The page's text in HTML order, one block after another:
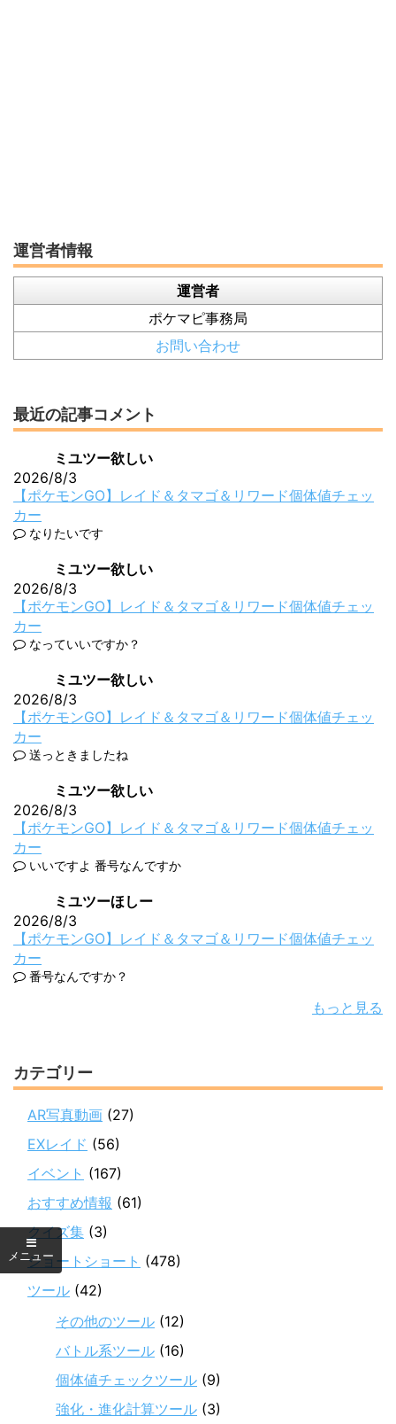
運営者情報
運営者
ポケマピ事務局
お問い合わせ
最近の記事コメント
ミユツー欲しい
2026/8/3
【ポケモンGO】レイド＆タマゴ＆リワード個体値チェッ
カー
なりたいです
ミユツー欲しい
2026/8/3
【ポケモンGO】レイド＆タマゴ＆リワード個体値チェッ
カー
なっていいですか？
ミユツー欲しい
2026/8/3
【ポケモンGO】レイド＆タマゴ＆リワード個体値チェッ
カー
送っときましたね
ミユツー欲しい
2026/8/3
【ポケモンGO】レイド＆タマゴ＆リワード個体値チェッ
カー
いいですよ 番号なんですか
ミユツーほしー
2026/8/3
【ポケモンGO】レイド＆タマゴ＆リワード個体値チェッ
カー
番号なんですか？
もっと見る
カテゴリー
AR写真動画 (27)
EXレイド (56)
イベント (167)
おすすめ情報 (61)
クイズ集 (3)
ショートショート (478)
ツール (42)
その他のツール (12)
バトル系ツール (16)
個体値チェックツール (9)
強化・進化計算ツール (3)